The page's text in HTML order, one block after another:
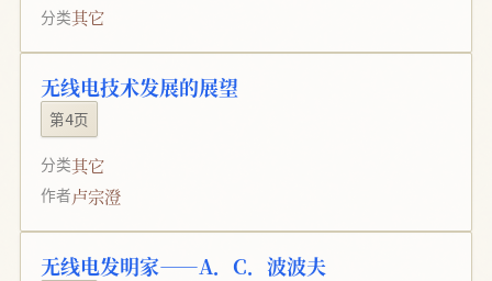
分类其它
无线电技术发展的展望
第4页
分类其它
作者卢宗澄
无线电发明家——A．C．波波夫